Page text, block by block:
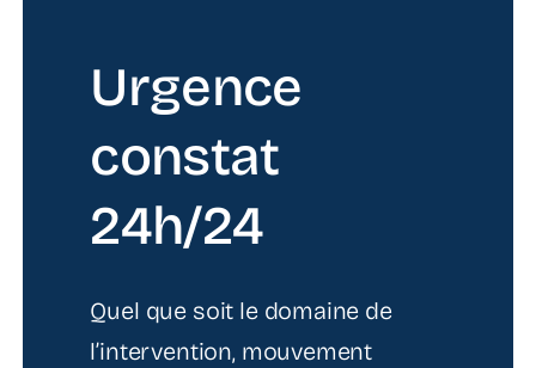
Urgence
constat
24h/24
Quel que soit le domaine de
l’intervention, mouvement